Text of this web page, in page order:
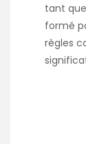
tant
formé
règles